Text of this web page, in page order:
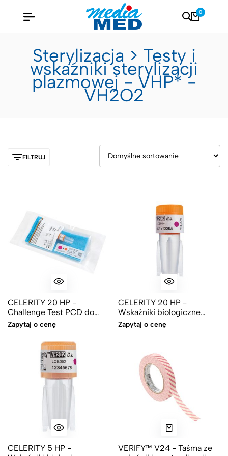
0
Sterylizacja > Testy i
wskaźniki sterylizacji
plazmowej - VHP* -
VH2O2
FILTRUJ
CELERITY 20 HP -
Challenge Test PCD do
kontroli procesu sterylizacji
plazmowej - VH2O2 - V-
Zapytaj o cenę
CELERITY 20 HP -
Wskaźniki biologiczne
szybkiego odczytu do
kontroli procesu sterylizacji
Zapytaj o cenę
CELERITY 5 HP -
VERIFY™ V24 - Taśma ze